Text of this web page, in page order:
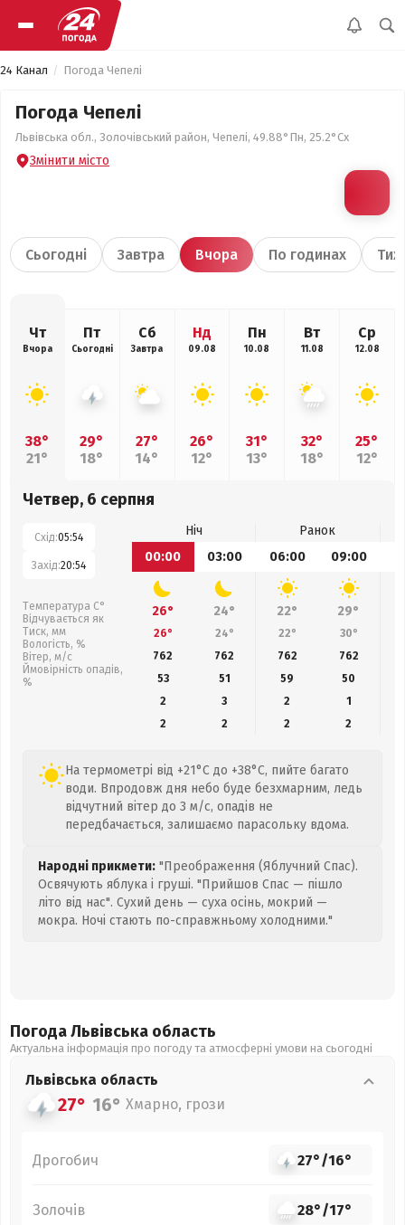
24 Канал Погода Чепелі
Погода Чепелі
Львівська обл., Золочівський район, Чепелі, 49.88°Пн, 25.2°Сх
Змінити місто
Сьогодні Завтра Вчора По годинах
Чт
Вчора
38°
21°
Пт
Сьогодні
29°
18°
Сб
Завтра
27°
14°
Нд
09.08
26°
12°
Пн
10.08
31°
13°
Вт
11.08
32°
18°
Ср
12.08
25°
12°
Четвер, 6 серпня
Схід:05:54
Захід:20:54
Температура С°
Відчувається як
Тиск, мм
Вологість, %
Вітер, м/с
Ймовірність опадів,
%
Ніч
Ранок
00:00
03:00 06:00 09:00
26° 24° 22° 29°
26° 24° 22° 30°
762
762 762 762
53
51 59
50
2
3 2
1
2
2 2 2
На термометрі від +21°C до +38°C, пийте багато
води. Впродовж дня небо буде безхмарним, ледь
відчутний вітер до 3 м/с, опадів не
передбачається, залишаємо парасольку вдома.
Народні прикмети: "Преображення (Яблучний Спас).
Освячують яблука і груші. "Прийшов Спас — пішло
літо від нас". Сухий день — суха осінь, мокрий —
мокра. Ночі стають по-справжньому холодними."
Погода Львівська область
Актуальна інформація про погоду та атмосферні умови на сьогодні
Львівська область
27° 16° Хмарно, грози
Дрогобич 27°/16°
Золочів 28°/17°